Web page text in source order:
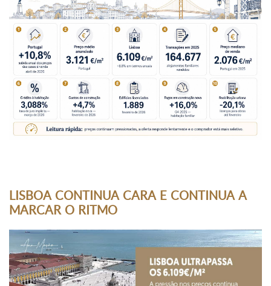
LISBOA CONTINUA CARA E CONTINUA A
MARCAR O RITMO